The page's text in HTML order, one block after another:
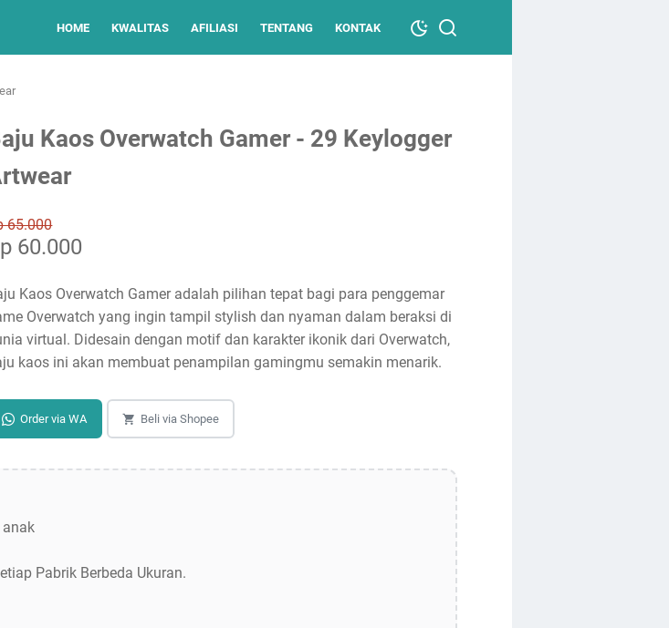
HOME KWALITAS AFILIASI TENTANG KONTAK
Kaos Overwatch Gamer - 29 Keylogger
65.000
60.000
Kaos Overwatch Gamer adalah pilihan tepat bagi para penggemar
Overwatch yang ingin tampil stylish dan nyaman dalam beraksi di
virtual. Didesain dengan motif dan karakter ikonik dari Overwatch,
kaos ini akan membuat penampilan gamingmu semakin menarik.
Order via WA Beli via Shopee
Pabrik Berbeda Ukuran.